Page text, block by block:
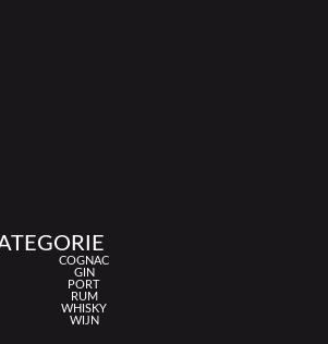
COGNAC
GIN
PORT
RUM
WHISKY
WIJN